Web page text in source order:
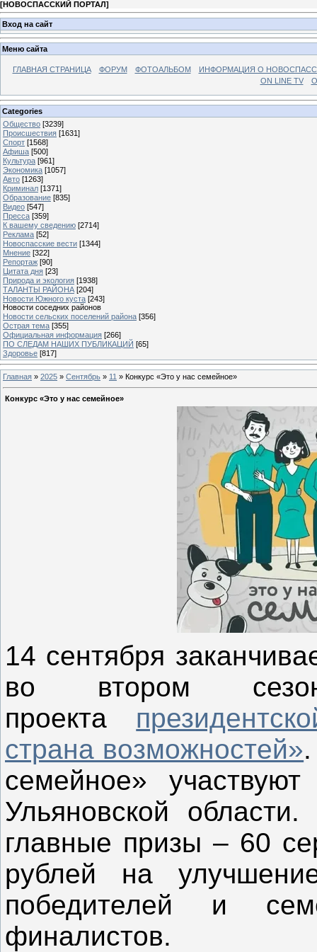
[НОВОСПАССКИЙ ПОРТАЛ]
Вход на сайт
Меню сайта
ГЛАВНАЯ СТРАНИЦА ФОРУМ ФОТОАЛЬБОМ
ИНФОРМАЦИЯ О
ON LINE TV
Categories
Общество [3239]
Происшествия [1631]
Спорт [1568]
Афиша [500]
Культура [961]
Экономика [1057]
Авто [1263]
Криминал [1371]
Образование [835]
Видео [547]
Пресса [359]
К вашему сведению [2714]
Реклама [52]
Новоспасские вести [1344]
Мнение [322]
Репортаж [90]
Цитата дня [23]
Природа и экология [1938]
ТАЛАНТЫ РАЙОНА [204]
Новости Южного куста [243]
Новости соседних районов
Новости сельских поселений района [356]
Острая тема [355]
Официальная информация [266]
ПО СЛЕДАМ НАШИХ ПУБЛИКАЦИЙ [65]
Здоровье [817]
Главная » 2025 » Сентябрь » 11 » Конкурс «Это у нас семейное»
Конкурс «Это у нас семейное»
14 сентября
во втором
проекта
страна возможностей»
семейное»
Ульяновской
главные призы – 60
рублей на
победителей и
финалистов.